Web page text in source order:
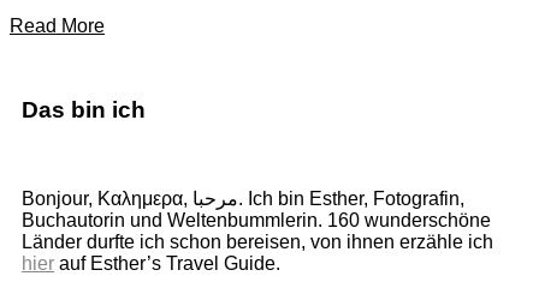
Read More
Das bin ich
Bonjour, Καλημερα, مرحبا. Ich bin Esther, Fotografin,
Buchautorin und Weltenbummlerin. 160 wunderschöne
Länder durfte ich schon bereisen, von ihnen erzähle ich
hier auf Esther’s Travel Guide.